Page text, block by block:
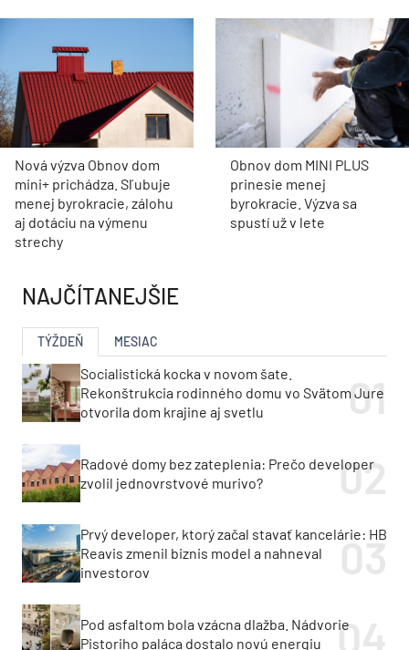
Nová výzva Obnov dom
mini+ prichádza. Sľubuje
menej byrokracie, zálohu
aj dotáciu na výmenu
strechy
Obnov dom MINI PLUS
prinesie menej
byrokracie. Výzva sa
spustí už v lete
NAJČÍTANEJŠIE
TÝŽDEŇ MESIAC
Socialistická kocka v novom šate.
Rekonštrukcia rodinného domu vo Svätom Jure
otvorila dom krajine aj svetlu
Radové domy bez zateplenia: Prečo developer
zvolil jednovrstvové murivo?
Prvý developer, ktorý začal stavať kancelárie: HB
Reavis zmenil biznis model a nahneval
investorov
Pod asfaltom bola vzácna dlažba. Nádvorie
Pistoriho paláca dostalo novú energiu